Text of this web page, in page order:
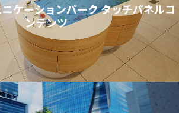
ケーションパーク タッチパネルコ
ンテンツ